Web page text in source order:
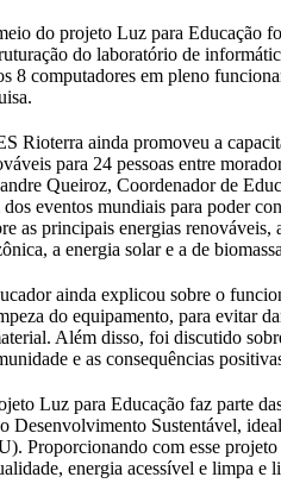
do projeto Luz para Educação
do laboratório de
8 computadores em pleno
Rioterra ainda promoveu a
para 24 pessoas entre
Queiroz, Coordenador de
dos eventos mundiais para poder
as principais energias renováveis,
a energia solar e a de
ainda explicou sobre o
do equipamento, para evitar
Além disso, foi discutido
e as consequências
Luz para Educação faz parte
Desenvolvimento Sustentável,
Proporcionando com esse
energia acessível e limpa e